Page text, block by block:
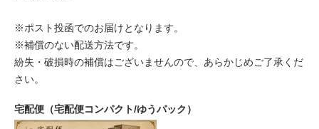
※ポスト投函でのお届けとなります。
※補償のない配送方法です。
紛失・破損時の補償はございませんので、あらかじめご了承くだ
さい。
宅配便（宅配便コンパクト/ゆうパック）